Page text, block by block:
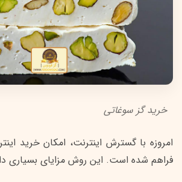
خرید گز سوغاتی
امروزه با گسترش اینترنت، امکان خرید
فراهم شده است. این روش مزایای بسیاری